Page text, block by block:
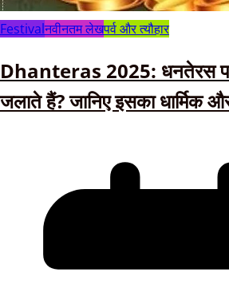
Festivalनवीनतम लेखपर्व और त्यौहार
Dhanteras 2025: धनतेरस
जलाते हैं? जानिए इसका धार्मिक